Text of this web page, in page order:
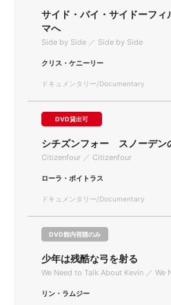
サイド・バイ・サイドーフィ
マへ
Side by Side ／ Side by Side
クリス・ケニーリー
ドキュメンタリー/Documentary
DVD貸出可
シチズンフォー スノーデン
Citizenfour ／ Citizenfour
ローラ・ポイトラス
ドキュメンタリー/Documentary
DVD館内視聴のみ
少年は残酷な弓を射る
We Need to Talk About Kevin ／ We
リン・ラムジー